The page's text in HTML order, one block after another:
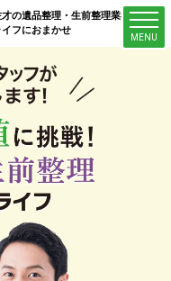
の遺品整理・生前整理業者は
フにおまかせ